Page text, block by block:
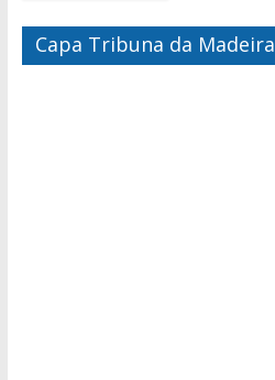
Capa Tribuna da Madeira